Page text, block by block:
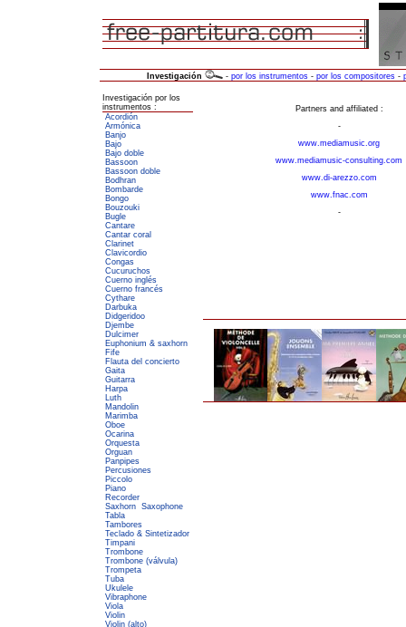
Investigación - por los instrumentos - por los compositores -
Investigación por los
instrumentos :
Acordión
Armónica
Banjo
Bajo
Bajo doble
Bassoon
Bassoon doble
Bodhran
Bombarde
Bongo
Bouzouki
Bugle
Cantare
Cantar coral
Clarinet
Clavicordio
Congas
Cucuruchos
Cuerno inglés
Cuerno francés
Cythare
Darbuka
Didgeridoo
Djembe
Dulcimer
Euphonium & saxhorn
Fife
Flauta del concierto
Gaita
Guitarra
Harpa
Luth
Mandolin
Marimba
Oboe
Ocarina
Orquesta
Orguan
Panpipes
Percusiones
Piccolo
Piano
Recorder
Saxhorn Saxophone
Tabla
Tambores
Teclado & Sintetizador
Timpani
Trombone
Trombone (válvula)
Trompeta
Tuba
Ukulele
Vibraphone
Viola
Violin
Violin (alto)